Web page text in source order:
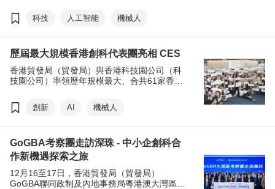
科技强國為目標，指明了產業的發展方向，亦為香港帶來巨大的機
遇。
科技 人工智能 機械人
歷屆最大規模香港創科代表團亮相 CES
香港貿發局（貿發局）與香港科技園公司（科
技園公司）率領歷年規模最大、合共61家香港
斯維加斯舉行的國際消費電子展（CES），向
世界彰顯香港的創科實力，探索國際合作機
最新創科成果及商討合作機會。香港創科企業
再度揚威國際舞台，榮獲「CES 創新獎
2026」以及多項全球首創技術榮譽。
創新 AI 機械人
GoGBA考察團走訪深珠 - 中小企創科合
作新機遇探索之旅
12月16至17日，香港貿發局（貿發局）
GoGBA聯同政制及內地事務局粵港澳大灣區發